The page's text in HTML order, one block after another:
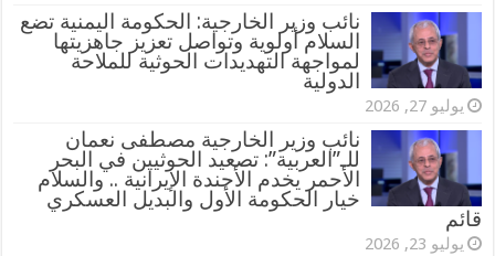
نائب وزير الخارجية: الحكومة اليمنية تضع
السلام أولوية وتواصل تعزيز جاهزيتها
لمواجهة التهديدات الحوثية للملاحة
الدولية
يوليو 27, 2026
نائب وزير الخارجية مصطفى نعمان
للـ”العربية”: تصعيد الحوثيين في البحر
الأحمر يخدم الأجندة الإيرانية .. والسلام
خيار الحكومة الأول والبديل العسكري
قائم
يوليو 23, 2026